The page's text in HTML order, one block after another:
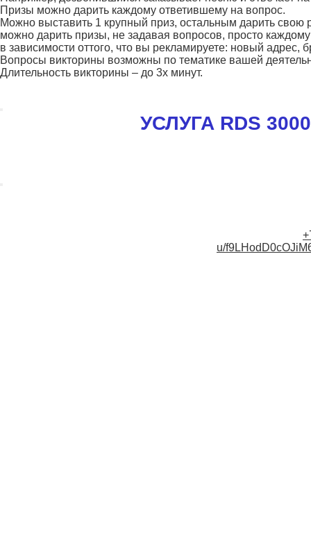
Призы можно дарить каждому ответившему на вопрос.
Можно выставить 1 крупный приз, остальным дарить свою
можно дарить призы, не задавая вопросов, просто
в зависимости оттого, что вы рекламируете: новый адрес,
Вопросы викторины возможны по тематике вашей
Длительность викторины – до 3х минут.
УСЛУГА RDS
u/